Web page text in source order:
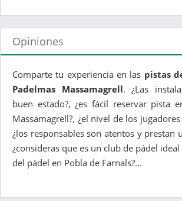
Opiniones
Comparte tu experiencia en las pistas
Padelmas Massamagrell. ¿Las
buen estado?, ¿es fácil reservar pista
Massamagrell?, ¿el nivel de los
¿los responsables son atentos y prestan
¿consideras que es un club de pádel
del pádel en Pobla de Farnals?...